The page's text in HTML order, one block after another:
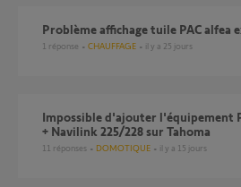
Problème affichage tuile PAC alfea
1 réponse CHAUFFAGE il y a 25 jours
Impossible d'ajouter l'équipement PAC Aféa Excellia S Duo
+ Navilink 225/228 sur Tahoma
11 réponses DOMOTIQUE il y a 15 jours